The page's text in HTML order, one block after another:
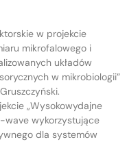
w projekcie
mikrofalowego i
układów
w mikrobiologii”
„Wysokowydajne
wykorzystujące
dla systemów